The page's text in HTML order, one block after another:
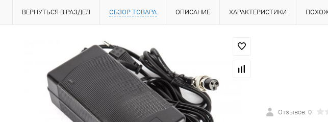
ВЕРНУТЬСЯ В РАЗДЕЛ ОБЗОР ТОВАРА ОПИСАНИЕ ХАРАКТЕРИСТИКИ
Отзывов: 0